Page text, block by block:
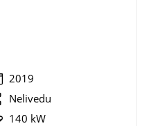
2019
Nelivedu
140 kW